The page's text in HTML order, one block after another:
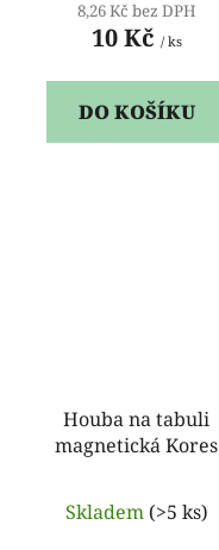
8,26 Kč bez DPH
10 Kč / ks
DO KOŠÍKU
Houba na tabuli
magnetická Kores
Skladem (>5 ks)